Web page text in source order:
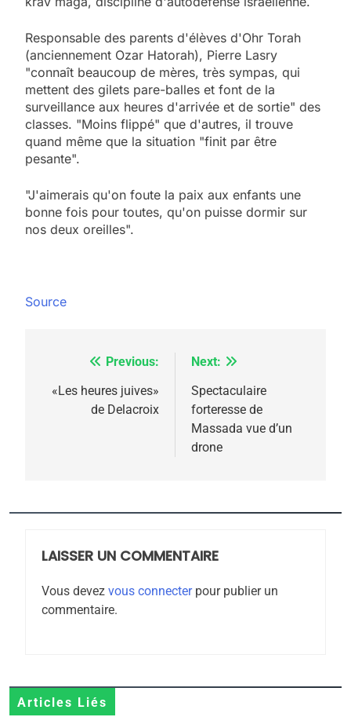
Responsable des parents d'élèves d'Ohr Torah
(anciennement Ozar Hatorah), Pierre Lasry
"connaît beaucoup de mères, très sympas, qui
mettent des gilets pare-balles et font de la
surveillance aux heures d'arrivée et de sortie" des
classes. "Moins flippé" que d'autres, il trouve
quand même que la situation "finit par être
pesante".
"J'aimerais qu'on foute la paix aux enfants une
bonne fois pour toutes, qu'on puisse dormir sur
nos deux oreilles".
Source
Navigation
de
Previous:
«Les heures juives»
de Delacroix
Next:
Spectaculaire
forteresse de
Massada vue d’un
drone
LAISSER UN COMMENTAIRE
Vous devez vous connecterpour publier un
commentaire.
Articles Liés
rapport d’ADL contre
FRANCE ISRAÉL
6
POURQUOI JE REVENDIQUE
Jacques Hadida